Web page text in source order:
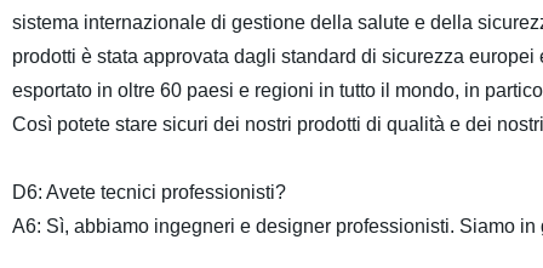
sistema internazionale di gestione della salute e della
prodotti è stata approvata dagli standard di sicurezza
esportato in oltre 60 paesi e regioni in tutto il mondo, in
Così potete stare sicuri dei nostri prodotti di qualità e dei
D6: Avete tecnici professionisti?
A6: Sì, abbiamo ingegneri e designer professionisti. Siamo in